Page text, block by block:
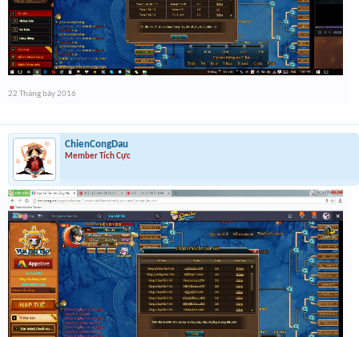
22 Tháng bảy 2016
ChienCongDau
Member Tích Cực